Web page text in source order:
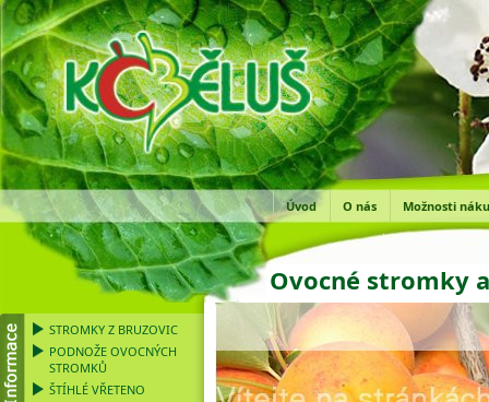
Úvod O nás Možnosti
STROMKY Z BRUZOVIC
PODNOŽE OVOCNÝCH
STROMKŮ
ŠTÍHLÉ VŘETENO
Ovocné stromky